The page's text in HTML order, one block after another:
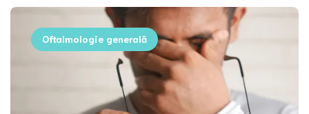
Oftalmologie generală